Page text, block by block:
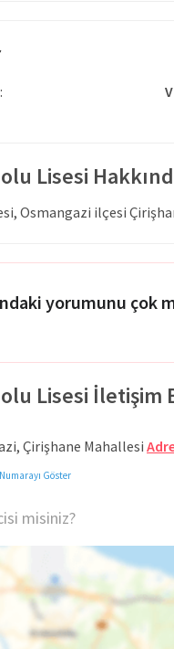
Lisesi
Osmangazi ilçesi
yorumunu çok
Lisesi İletişim
Çirişhane Mahallesi
Numarayı Göster
misiniz?